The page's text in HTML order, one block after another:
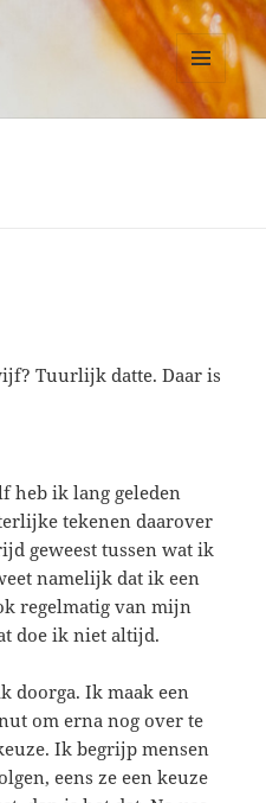
MENU
EN
Tuurlijk datte. Daar is
heb ik lang geleden
tekenen daarover
geweest tussen wat ik
namelijk dat ik een
regelmatig van mijn
doe ik niet altijd.
doorga. Ik maak een
om erna nog over te
Ik begrijp mensen
eens ze een keuze